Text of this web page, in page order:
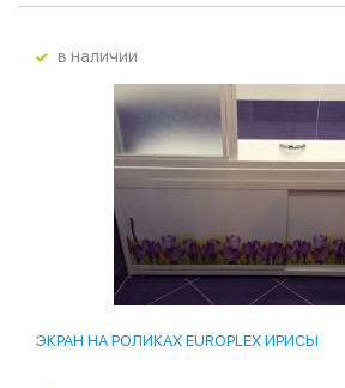
в наличии
ЭКРАН НА РОЛИКАХ EUROPLEX ИРИСЫ